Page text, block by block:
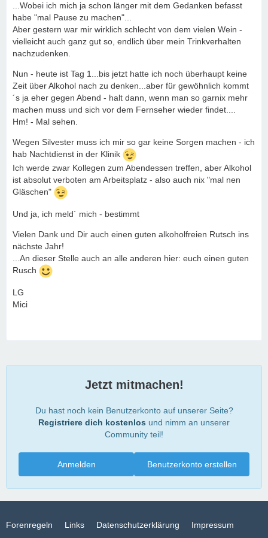
...Wobei ich mich ja schon länger mit dem Gedanken befasst
habe "mal Pause zu machen"...
Aber gestern war mir wirklich schlecht von dem vielen Wein -
vielleicht auch ganz gut so, endlich über mein Trinkverhalten
nachzudenken.
Nun - heute ist Tag 1...bis jetzt hatte ich noch überhaupt keine
Zeit über Alkohol nach zu denken...aber für gewöhnlich kommt
´s ja eher gegen Abend - halt dann, wenn man so garnix mehr
machen muss und sich vor dem Fernseher wieder findet....
Hm! - Mal sehen.
Wegen Silvester muss ich mir so gar keine Sorgen machen - ich
hab Nachtdienst in der Klinik
Ich werde zwar Kollegen zum Abendessen treffen, aber Alkohol
ist absolut verboten am Arbeitsplatz - also auch nix "mal nen
Gläschen"
Und ja, ich meld´ mich - bestimmt
Vielen Dank und Dir auch einen guten alkoholfreien Rutsch ins
nächste Jahr!
...An dieser Stelle auch an alle anderen hier: euch einen guten
Rusch
LG
Mici
Jetzt mitmachen!
Du hast noch kein Benutzerkonto auf unserer Seite?
Registriere dich kostenlos und nimm an unserer
Community teil!
Benutzerkonto erstellen
Anmelden
Forenregeln Links Datenschutzerklärung Impressum